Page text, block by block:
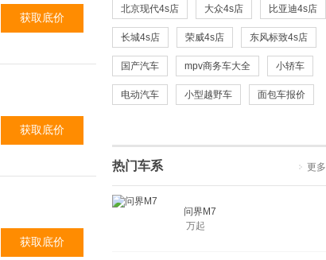
获取底价
获取底价
获取底价
北京现代4s店 大众4s店 比亚迪4s店
长城4s店 荣威4s店 东风标致4s店
国产汽车 mpv商务车大全 小轿车
电动汽车 小型越野车 面包车报价
热门车系 更多
问界M7
万起